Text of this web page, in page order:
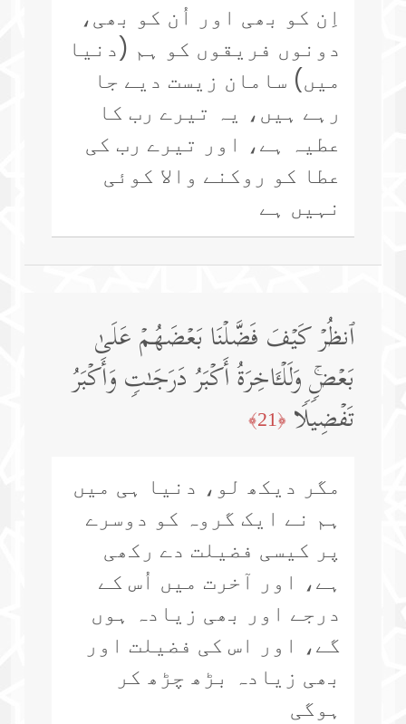
اِن کو بھی اور اُن کو بھی،
دونوں فریقوں کو ہم (دنیا
میں) سامان زیست دیے جا
رہے ہیں، یہ تیرے رب کا
عطیہ ہے، اور تیرے رب کی
عطا کو روکنے والا کوئی
نہیں ہے
ٱنظُرۡ كَیۡفَ فَضَّلۡنَا بَعۡضَهُمۡ عَلَىٰ
بَعۡضࣲۚ وَلَلۡـَٔاخِرَةُ أَكۡبَرُ دَرَجَـٰتࣲ وَأَكۡبَرُ
تَفۡضِیلࣰا ﴿21﴾
مگر دیکھ لو، دنیا ہی میں
ہم نے ایک گروہ کو دوسرے
پر کیسی فضیلت دے رکھی
ہے، اور آخرت میں اُس کے
درجے اور بھی زیادہ ہوں
گے، اور اس کی فضیلت اور
بھی زیادہ بڑھ چڑھ کر
ہوگی